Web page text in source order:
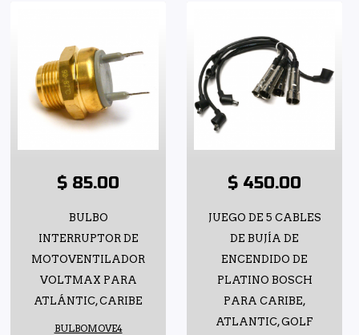
$ 85.00
BULBO
INTERRUPTOR DE
MOTOVENTILADOR
VOLTMAX PARA
ATLÁNTIC, CARIBE
BULBOMOVE4
$ 450.00
JUEGO DE 5 CABLES
DE BUJÍA DE
ENCENDIDO DE
PLATINO BOSCH
PARA CARIBE,
ATLANTIC, GOLF